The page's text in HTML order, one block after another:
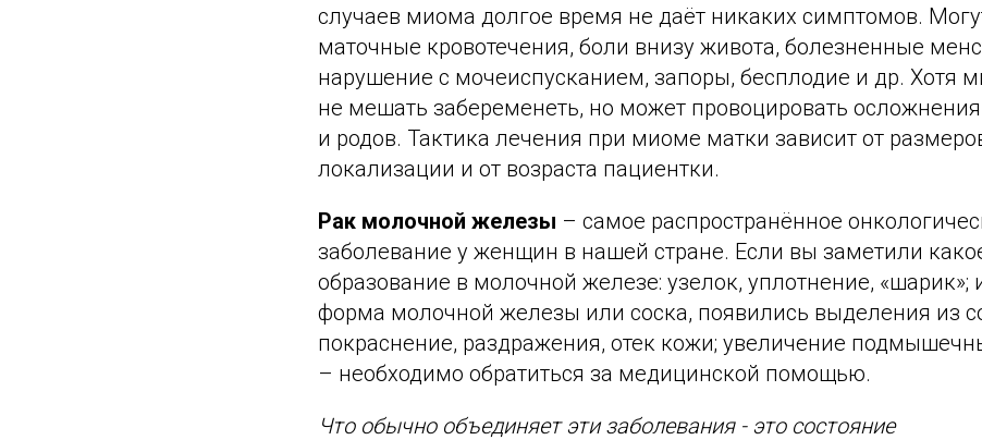
случаев миома долгое время не даёт никаких симптомов.
маточные кровотечения, боли внизу живота, болезненные
нарушение с мочеиспусканием, запоры, бесплодие и др. Хотя
не мешать забеременеть, но может провоцировать
и родов. Тактика лечения при миоме матки зависит от
локализации и от возраста пациентки.
Рак молочной железы – самое распространённое
заболевание у женщин в нашей стране. Если вы заметили
образование в молочной железе: узелок, уплотнение, «шарик»;
форма молочной железы или соска, появились выделения из
покраснение, раздражения, отек кожи; увеличение
– необходимо обратиться за медицинской помощью.
Что обычно объединяет эти заболевания - это состояние